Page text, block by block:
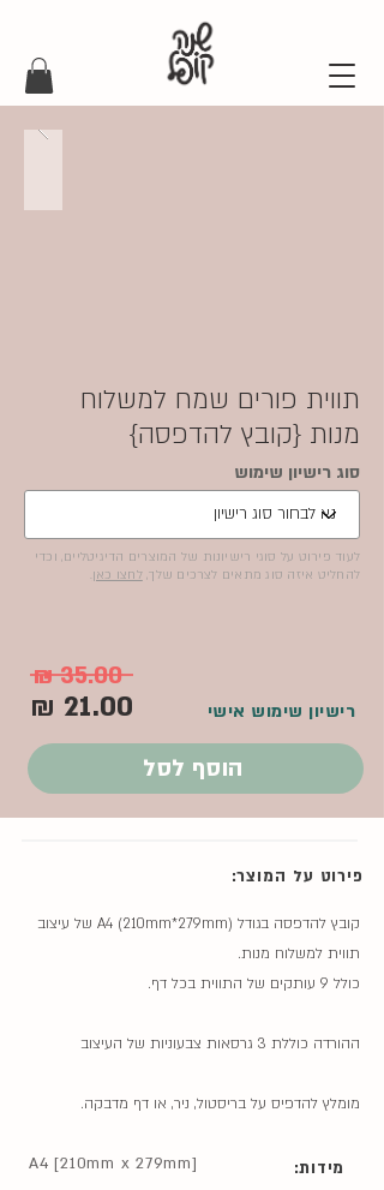
תווית פורים שמח למשלוח
מנות {קובץ להדפסה}
סוג רישיון שימוש
לעוד פירוט על סוגי רישיונות של המוצרים הדיגיטליים, וכדי
להחליט איזה סוג מתאים לצרכים שלך,לחצו כאן.
רישיון שימוש אישי 21.00 ₪
35.00 ₪
הוסף לסל
פירוט על המוצר:
קובץ להדפסה בגודל A4 (210mm*279mm) של עיצוב
תווית למשלוח מנות.
כולל 9 עותקים של התווית בכל דף.
ההורדה כוללת 3 גרסאות צבעוניות של העיצוב
מומלץ להדפיס על בריסטול, ניר, או דף מדבקה.
מידות: A4 [210mm x 279mm]